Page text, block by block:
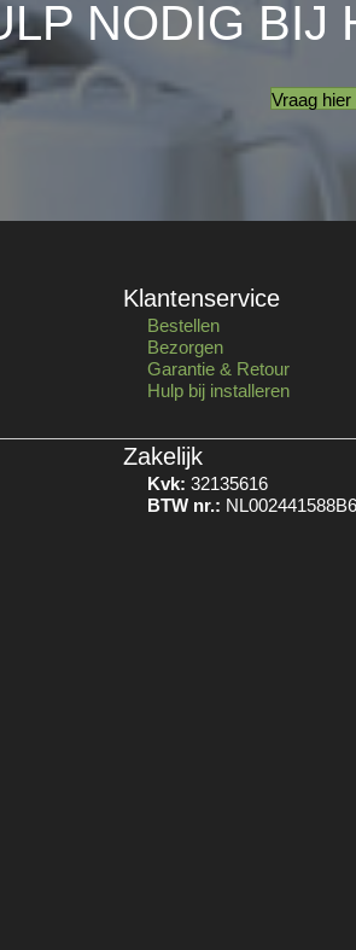
NODIG BIJ
Vraag
Klantenservice
Bestellen
Bezorgen
Garantie & Retour
Hulp bij installeren
Zakelijk
Kvk: 32135616
BTW nr.: